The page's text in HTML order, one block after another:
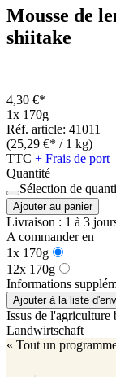
Mousse de
shiitake
4,30 €*
1x 170g
Réf. article: 41011
(25,29 €* / 1 kg)
TTC + Frais de port
Quantité
Sélection de
Ajouter au panier
Livraison : 1 à 3
A commander en
1x 170g
12x 170g
Informations
Ajouter à la liste
Issus de
Landwirtschaft
« Tout un